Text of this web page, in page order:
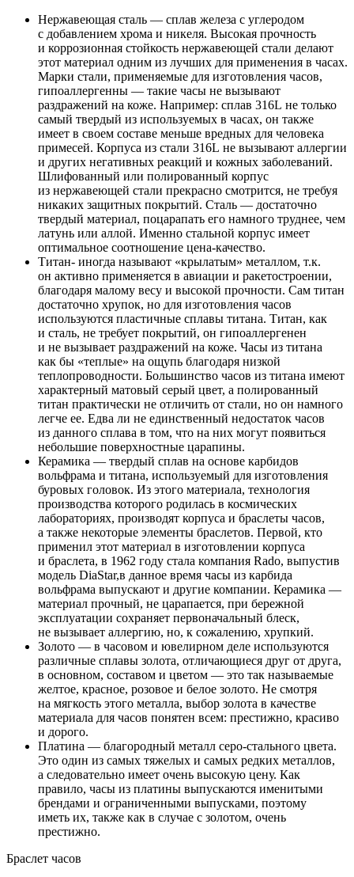
Нержавеющая сталь — сплав железа с углеродом
с добавлением хрома и никеля. Высокая прочность
и коррозионная стойкость нержавеющей стали делают
этот материал одним из лучших для применения в часах.
Марки стали, применяемые для изготовления часов,
гипоаллергенны — такие часы не вызывают
раздражений на коже. Например: сплав 316L не только
самый твердый из используемых в часах, он также
имеет в своем составе меньше вредных для человека
примесей. Корпуса из стали 316L не вызывают аллергии
и других негативных реакций и кожных заболеваний.
Шлифованный или полированный корпус
из нержавеющей стали прекрасно смотрится, не требуя
никаких защитных покрытий. Сталь — достаточно
твердый материал, поцарапать его намного труднее, чем
латунь или аллой. Именно стальной корпус имеет
оптимальное соотношение цена-качество.
Титан- иногда называют «крылатым» металлом, т.к.
он активно применяется в авиации и ракетостроении,
благодаря малому весу и высокой прочности. Сам титан
достаточно хрупок, но для изготовления часов
используются пластичные сплавы титана. Титан, как
и сталь, не требует покрытий, он гипоаллергенен
и не вызывает раздражений на коже. Часы из титана
как бы «теплые» на ощупь благодаря низкой
теплопроводности. Большинство часов из титана имеют
характерный матовый серый цвет, а полированный
титан практически не отличить от стали, но он намного
легче ее. Едва ли не единственный недостаток часов
из данного сплава в том, что на них могут появиться
небольшие поверхностные царапины.
Керамика — твердый сплав на основе карбидов
вольфрама и титана, используемый для изготовления
буровых головок. Из этого материала, технология
производства которого родилась в космических
лабораториях, производят корпуса и браслеты часов,
а также некоторые элементы браслетов. Первой, кто
применил этот материал в изготовлении корпуса
и браслета, в 1962 году стала компания Rado, выпустив
модель DiaStar,в данное время часы из карбида
вольфрама выпускают и другие компании. Керамика —
материал прочный, не царапается, при бережной
эксплуатации сохраняет первоначальный блеск,
не вызывает аллергию, но, к сожалению, хрупкий.
Золото — в часовом и ювелирном деле используются
различные сплавы золота, отличающиеся друг от друга,
в основном, составом и цветом — это так называемые
желтое, красное, розовое и белое золото. Не смотря
на мягкость этого металла, выбор золота в качестве
материала для часов понятен всем: престижно, красиво
и дорого.
Платина — благородный металл серо-стального цвета.
Это один из самых тяжелых и самых редких металлов,
а следовательно имеет очень высокую цену. Как
правило, часы из платины выпускаются именитыми
брендами и ограниченными выпусками, поэтому
иметь их, также как в случае с золотом, очень
престижно.
Браслет часов